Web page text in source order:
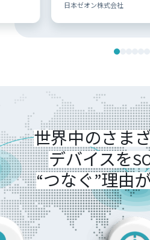
日本ゼオン株式会社
世界中のさま
デバイスを
“つなぐ”理由